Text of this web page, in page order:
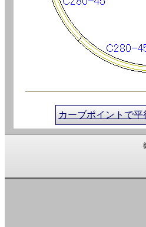
カーブポイントで平